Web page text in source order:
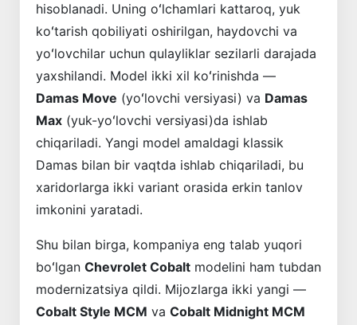
hisoblanadi. Uning oʻlchamlari kattaroq, yuk
koʻtarish qobiliyati oshirilgan, haydovchi va
yoʻlovchilar uchun qulayliklar sezilarli darajada
yaxshilandi. Model ikki xil koʻrinishda —
Damas Move (yoʻlovchi versiyasi) va Damas
Max (yuk-yoʻlovchi versiyasi)da ishlab
chiqariladi. Yangi model amaldagi klassik
Damas bilan bir vaqtda ishlab chiqariladi, bu
xaridorlarga ikki variant orasida erkin tanlov
imkonini yaratadi.
Shu bilan birga, kompaniya eng talab yuqori
boʻlgan Chevrolet Cobalt modelini ham tubdan
modernizatsiya qildi. Mijozlarga ikki yangi —
Cobalt Style MCM va Cobalt Midnight MCM